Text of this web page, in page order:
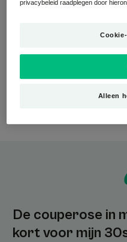
kan ook te wijten zijn aan
microbloedvaten op
eten, warme dranken,
worden veroorzaakt door
van een mijt, die van
De couperose in
kort voor mijn
privacybeleid raadplegen door
Alleen